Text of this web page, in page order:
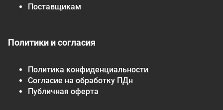
Поставщикам
Политики и согласия
Политика конфиденциальности
Согласие на обработку ПДн
Публичная оферта